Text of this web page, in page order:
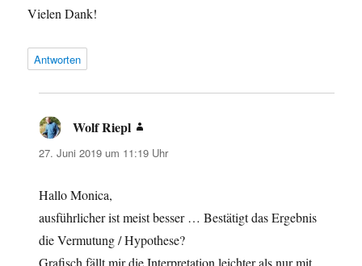
Vielen Dank!
Antworten
Wolf Riepl
27. Juni 2019 um 11:19 Uhr
Hallo Monica,
ausführlicher ist meist besser … Bestätigt das Ergebnis
die Vermutung / Hypothese?
Grafisch fällt mir die Interpretation leichter als nur mit